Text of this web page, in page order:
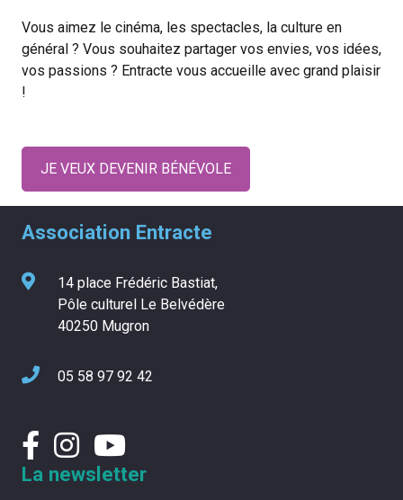
Vous aimez le cinéma, les spectacles, la culture en
général ? Vous souhaitez partager vos envies, vos idées,
vos passions ? Entracte vous accueille avec grand plaisir
!
JE VEUX DEVENIR BÉNÉVOLE
Association Entracte
14 place Frédéric Bastiat,
Pôle culturel Le Belvédère
40250 Mugron
05 58 97 92 42
La newsletter